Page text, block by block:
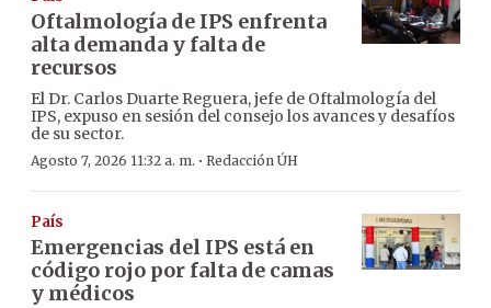
Oftalmología de IPS enfrenta
alta demanda y falta de
recursos
El Dr. Carlos Duarte Reguera, jefe de Oftalmología del
IPS, expuso en sesión del consejo los avances y desafíos
de su sector.
Agosto 7, 2026 11:32 a. m. · Redacción ÚH
País
Emergencias del IPS está en
código rojo por falta de camas
y médicos